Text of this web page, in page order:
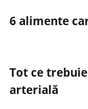
6 alimente
Tot ce
arterială